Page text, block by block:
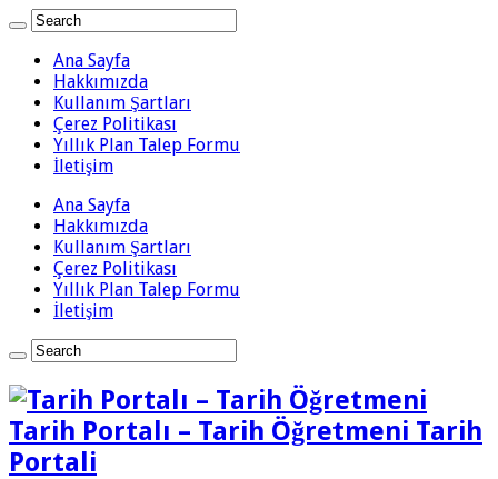
Ana Sayfa
Hakkımızda
Kullanım Şartları
Çerez Politikası
Yıllık Plan Talep Formu
İletişim
Ana Sayfa
Hakkımızda
Kullanım Şartları
Çerez Politikası
Yıllık Plan Talep Formu
İletişim
Tarih Portalı – Tarih Öğretmeni Tarih
Portali